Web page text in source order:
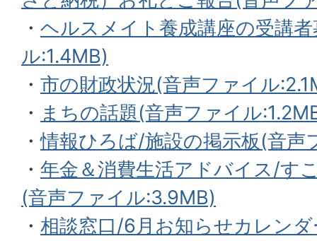
・ ヘルスメイト養成講座の受講
ル:1.4MB)
・ 市の財政状況(音声ファイル
・ まちの話題(音声ファイル
・情報ひろば/施設の掲示板(音声
・ 年金＆消費生活アドバイス/す
(音声ファイル:3.9MB)
・ 相談窓口/6月お知らせカレン